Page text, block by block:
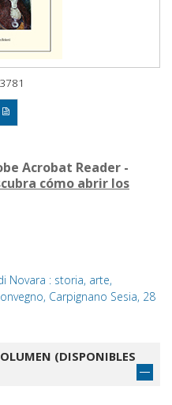
Acrobat Reader -
cómo abrir los
Novara : storia, arte,
Carpignano Sesia, 28
(DISPONIBLES